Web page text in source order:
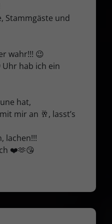
Stammgäste und
wahr!!! 😉
Uhr hab ich ein
hat,
mir an 🥂, lasst’s
lachen!!!
❤️🫶😘